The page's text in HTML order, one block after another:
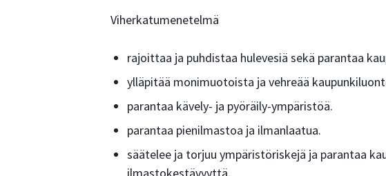
Viherkatumenetelmä
rajoittaa ja puhdistaa hulevesiä sekä parantaa
ylläpitää monimuotoista ja vehreää
parantaa kävely- ja pyöräily-ympäristöä.
parantaa pienilmastoa ja ilmanlaatua.
säätelee ja torjuu ympäristöriskejä ja parantaa
ilmastokestävyyttä.